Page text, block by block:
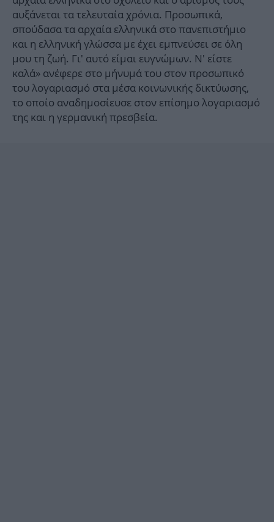
αυξάνεται τα τελευταία χρόνια. Προσωπικά,
σπούδασα τα αρχαία ελληνικά στο πανεπιστήμιο
και η ελληνική γλώσσα με έχει εμπνεύσει σε όλη
μου τη ζωή. Γι' αυτό είμαι ευγνώμων. Ν' είστε
καλά» ανέφερε στο μήνυμά του στον προσωπικό
του λογαριασμό στα μέσα κοινωνικής δικτύωσης,
το οποίο αναδημοσίευσε στον επίσημο λογαριασμό
της και η γερμανική πρεσβεία.